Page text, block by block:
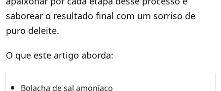
saborear o resultado final com um sorriso de
puro deleite.
O que este artigo aborda:
Bolacha de sal amoníaco